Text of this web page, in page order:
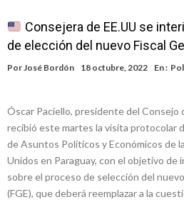
Consejera de EE.UU se
de elección del nuevo Fiscal
PorJosé Bordón 18 octubre, 2022 En :
Óscar Paciello, presidente del Consejo
recibió este martes la visita protocolar
de Asuntos Políticos y Económicos de
Unidos en Paraguay, con el objetivo de
sobre el proceso de selección del
(FGE), que deberá reemplazar a la